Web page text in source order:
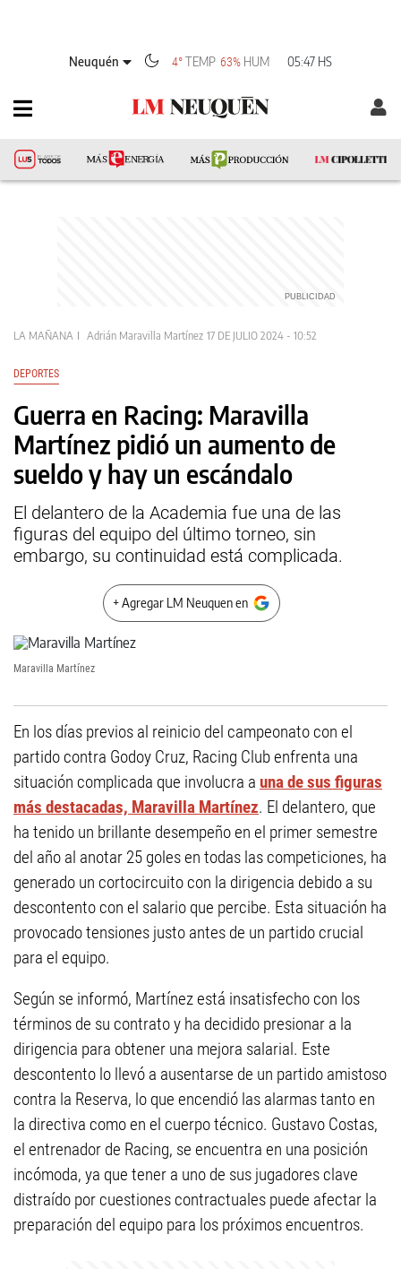
Neuquén 4°TEMP 63% HUM 05:47 HS
LA MAÑANA Adrián Maravilla Martínez 17 DE JULIO 2024 - 10:52
DEPORTES
Guerra en Racing: Maravilla
Martínez pidió un aumento de
sueldo y hay un escándalo
El delantero de la Academia fue una de las
figuras del equipo del último torneo, sin
embargo, su continuidad está complicada.
+ Agregar LM Neuquen en
Maravilla Martínez
En los días previos al reinicio del campeonato con el
partido contra Godoy Cruz, Racing Club enfrenta una
situación complicada que involucra a una de sus figuras
más destacadas, Maravilla Martínez. El delantero, que
ha tenido un brillante desempeño en el primer semestre
del año al anotar 25 goles en todas las competiciones, ha
generado un cortocircuito con la dirigencia debido a su
descontento con el salario que percibe. Esta situación ha
provocado tensiones justo antes de un partido crucial
para el equipo.
Según se informó, Martínez está insatisfecho con los
términos de su contrato y ha decidido presionar a la
dirigencia para obtener una mejora salarial. Este
descontento lo llevó a ausentarse de un partido amistoso
contra la Reserva, lo que encendió las alarmas tanto en
la directiva como en el cuerpo técnico. Gustavo Costas,
el entrenador de Racing, se encuentra en una posición
incómoda, ya que tener a uno de sus jugadores clave
distraído por cuestiones contractuales puede afectar la
preparación del equipo para los próximos encuentros.